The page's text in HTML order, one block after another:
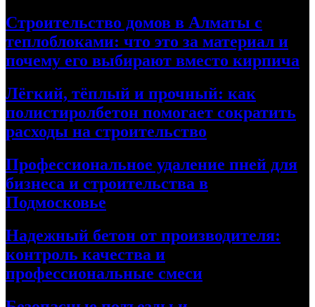
Строительство домов в Алматы с
теплоблоками: что это за материал и
почему его выбирают вместо кирпича
Лёгкий, тёплый и прочный: как
полистиролбетон помогает сократить
расходы на строительство
Профессиональное удаление пней для
бизнеса и строительства в
Подмосковье
Надежный бетон от производителя:
контроль качества и
профессиональные смеси